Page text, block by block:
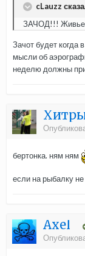
cLauzz
ЗАЧОД!!!
Зачот будет когда
мысли об
неделю должны
бертонка. ням ням
если на рыбалку
Axel